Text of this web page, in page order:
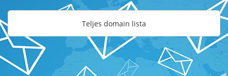
Teljes domain lista